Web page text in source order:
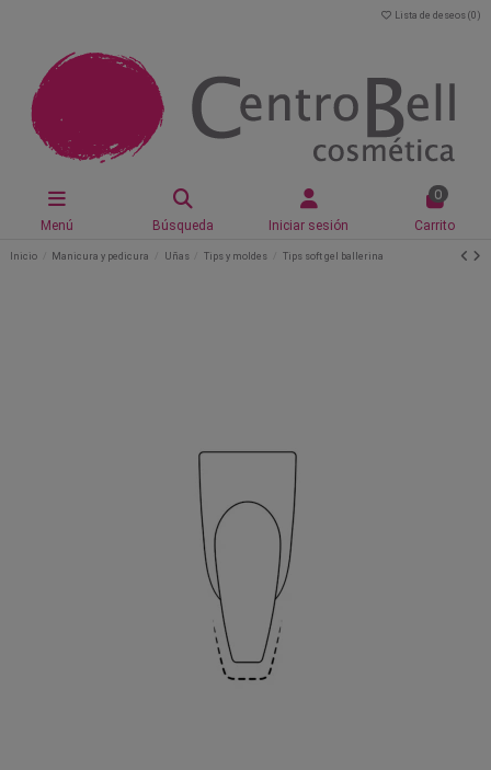
Lista de deseos (0 )
Menú Búsqueda Iniciar sesión
0
Carrito
Inicio Manicura y pedicura Uñas Tips y moldes Tips soft gel ballerina